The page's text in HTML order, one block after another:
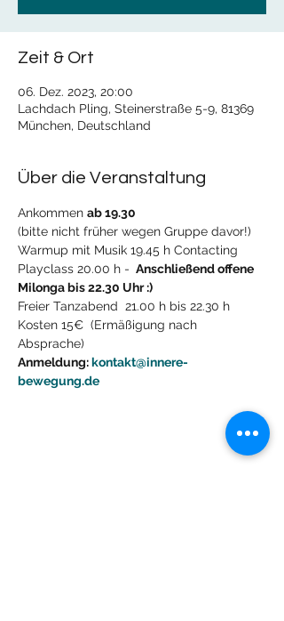
Zeit & Ort
06. Dez. 2023, 20:00
Lachdach Pling, Steinerstraße 5-9, 81369
München, Deutschland
Über die Veranstaltung
Ankommen ab 19.30
(bitte nicht früher wegen Gruppe davor!)
Warmup mit Musik 19.45 h Contacting
Playclass 20.00 h - Anschließend offene
Milonga bis 22.30 Uhr :)
Freier Tanzabend  21.00 h bis 22.30 h
Kosten 15€  (Ermäßigung nach
Absprache)
Anmeldung: kontakt@innere-
bewegung.de